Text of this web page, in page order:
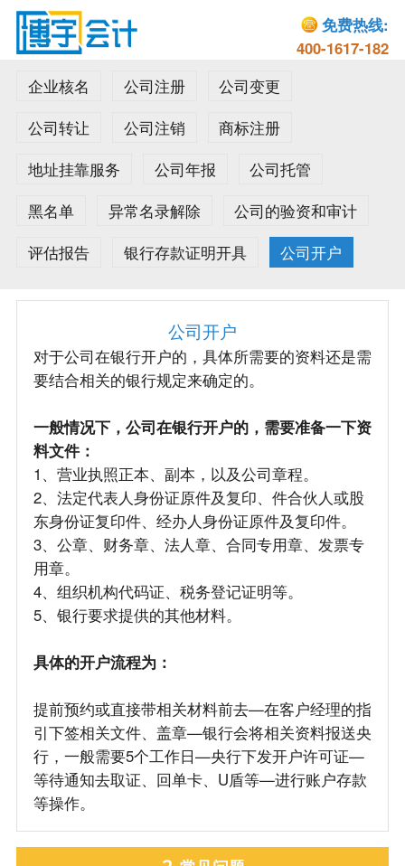
免费热线:
400-1617-182
企业核名
公司注册
公司变更
公司转让
公司注销
商标注册
地址挂靠服务
公司年报
公司托管
黑名单
异常名录解除
公司的验资和审计
评估报告
银行存款证明开具 公司开户
公司开户
对于公司在银行开户的，具体所需要的资料还是需
要结合相关的银行规定来确定的。
一般情况下，公司在银行开户的，需要准备一下资
料文件：
1、营业执照正本、副本，以及公司章程。
2、法定代表人身份证原件及复印、件合伙人或股
东身份证复印件、经办人身份证原件及复印件。
3、公章、财务章、法人章、合同专用章、发票专
用章。
4、组织机构代码证、税务登记证明等。
5、银行要求提供的其他材料。
具体的开户流程为：
提前预约或直接带相关材料前去—在客户经理的指
引下签相关文件、盖章—银行会将相关资料报送央
行，一般需要5个工作日—央行下发开户许可证—
等待通知去取证、回单卡、U盾等—进行账户存款
等操作。